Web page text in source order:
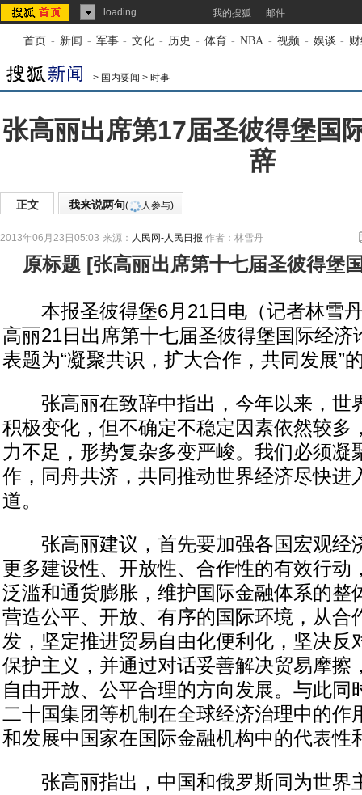
loading... 我的搜狐 邮件
首页 - 新闻 - 军事 - 文化 - 历史 - 体育 - NBA - 视频 - 娱谈 -
> 国内要闻 > 时事
张高丽出席第17届圣彼得堡国
辞
正文 我来说两句( 人参与)
2013年06月23日05:03 来源： 人民网-人民日报 作者：林雪丹
原标题 [张高丽出席第十七届圣彼得堡
本报圣彼得堡6月21日电（记者林雪
高丽21日出席第十七届圣彼得堡国际经济
表题为“凝聚共识，扩大合作，共同发展”
张高丽在致辞中指出，今年以来，世
积极变化，但不确定不稳定因素依然较多
力不足，形势复杂多变严峻。我们必须凝
作，同舟共济，共同推动世界经济尽快进
道。
张高丽建议，首先要加强各国宏观经
更多建设性、开放性、合作性的有效行动
泛滥和通货膨胀，维护国际金融体系的整
营造公平、开放、有序的国际环境，从合
发，坚定推进贸易自由化便利化，坚决反
保护主义，并通过对话妥善解决贸易摩擦
自由开放、公平合理的方向发展。与此同
二十国集团等机制在全球经济治理中的作
和发展中国家在国际金融机构中的代表性
张高丽指出，中国和俄罗斯同为世界